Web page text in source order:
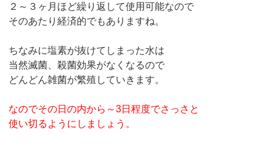
２～３ヶ月ほど繰り返して使用可能なので
そのあたり経済的でもありますね。
ちなみに塩素が抜けてしまった水は
当然滅菌、殺菌効果がなくなるので
どんどん雑菌が繁殖していきます。
なのでその日の内から～3日程度でさっさと
使い切るようにしましょう。